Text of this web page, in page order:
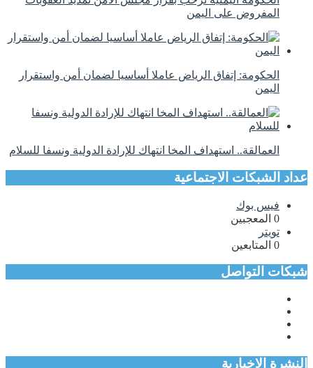
المفروض على اليمن
الحكومة: إتفاق الرياض عاملا أساسيا لضمان أمن واستقرار
اليمن
العمالقة.. استهداف المخا انتهاك للإرادة الدولية ونسفا للسلام
عداد الشبكات الاجتماعية
فيس بوك
0 المعجبين
تويتر
0 المتابعين
شبكات التواصل
النشرة الاخبارية